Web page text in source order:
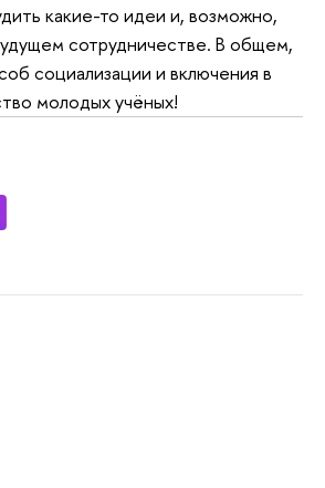
какие-то идеи и, возможно,
сотрудничестве. В общем,
социализации и включения в
молодых учёных!